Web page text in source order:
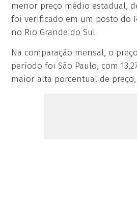
menor preço médio estadual,
foi verificado em um posto do
no Rio Grande do Sul.
Na comparação mensal, o
período foi São Paulo, com
maior alta porcentual de